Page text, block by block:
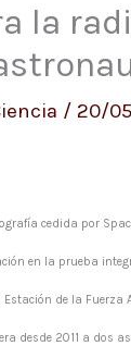
la
/ 20/
cedida por
en la prueba
de la Fuerza
desde 2011 a